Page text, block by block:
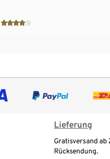
Lieferung
Gratisversand ab
Rücksendung.